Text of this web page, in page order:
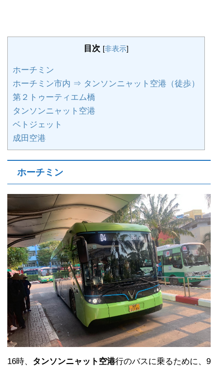
目次 [非表示]
ホーチミン
ホーチミン市内 ⇒ タンソンニャット空港（徒歩）
第２トゥーティエム橋
タンソンニャット空港
ベトジェット
成田空港
ホーチミン
16時、 タンソンニャット空港行のバスに乗るために、9